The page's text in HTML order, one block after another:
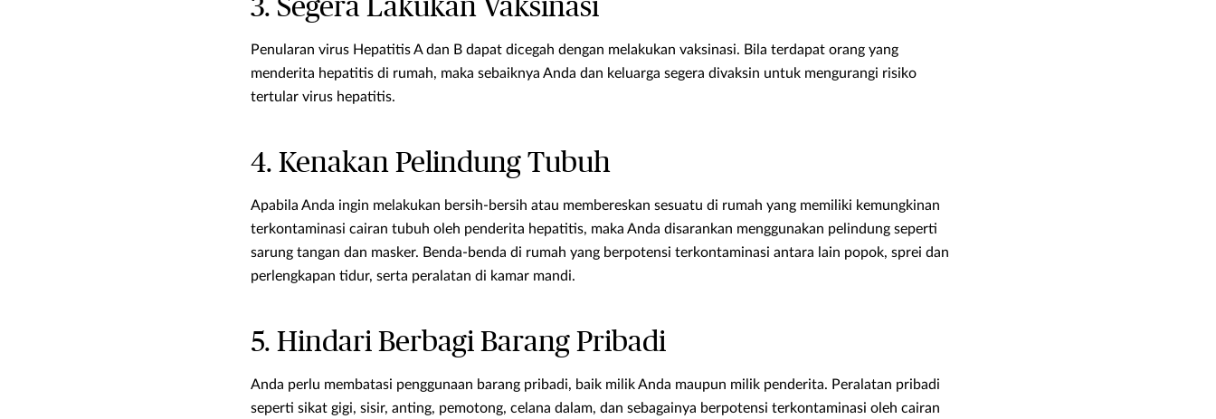
3. Segera Lakukan Vaksinasi
Penularan virus Hepatitis A dan B dapat dicegah dengan melakukan vaksinasi. Bila terdapat orang yang
menderita hepatitis di rumah, maka sebaiknya Anda dan keluarga segera divaksin untuk mengurangi risiko
tertular virus hepatitis.
4. Kenakan Pelindung Tubuh
Apabila Anda ingin melakukan bersih-bersih atau membereskan sesuatu di rumah yang memiliki kemungkinan
terkontaminasi cairan tubuh oleh penderita hepatitis, maka Anda disarankan menggunakan pelindung seperti
sarung tangan dan masker. Benda-benda di rumah yang berpotensi terkontaminasi antara lain popok, sprei dan
perlengkapan tidur, serta peralatan di kamar mandi.
5. Hindari Berbagi Barang Pribadi
Anda perlu membatasi penggunaan barang pribadi, baik milik Anda maupun milik penderita. Peralatan pribadi
seperti sikat gigi, sisir, anting, pemotong, celana dalam, dan sebagainya berpotensi terkontaminasi oleh cairan